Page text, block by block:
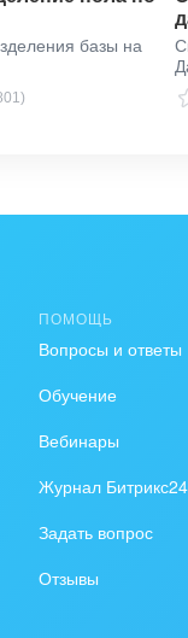
в настройки
базы на
ПОМОЩЬ
Вопросы и ответы
Обучение
Вебинары
Журнал Битрикс24
Задать вопрос
Отзывы